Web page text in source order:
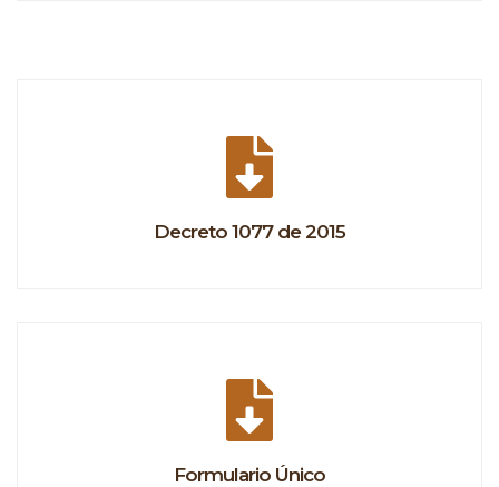
Decreto 1077 de 2015
Formulario Único